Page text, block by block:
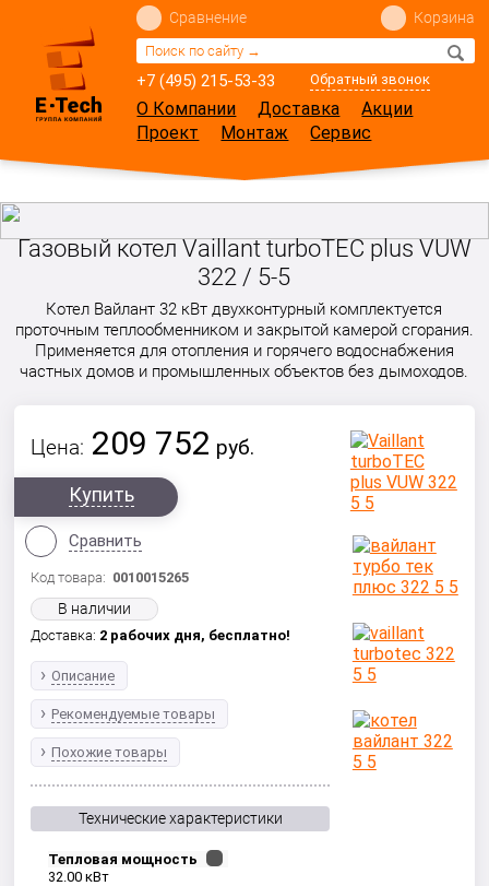
+7 (495) 215-53-33 Обратный звонок
Сравнение Корзина
О Компании Доставка
Акции
Проект
Монтаж Сервис
Газовый котел Vaillant turboTEC plus VUW
322 / 5-5
Котел Вайлант 32 кВт двухконтурный комплектуется
проточным теплообменником и закрытой камерой сгорания.
Применяется для отопления и горячего водоснабжения
частных домов и промышленных объектов без дымоходов.
Цена: 209 752 руб.
Купить
Сравнить
Код товара: 0010015265
В наличии
Доставка: 2 рабочих дня, бесплатно!
Описание
Рекомендуемые товары
Похожие товары
Технические характеристики
Тепловая мощность
32.00 кВт